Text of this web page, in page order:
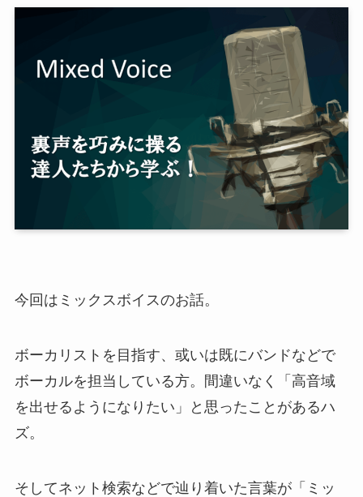
今回はミックスボイスのお話。
ボーカリストを目指す、或いは既にバンドなどで
ボーカルを担当している方。間違いなく「高音域
を出せるようになりたい」と思ったことがあるハ
ズ。
そしてネット検索などで辿り着いた言葉が「ミッ